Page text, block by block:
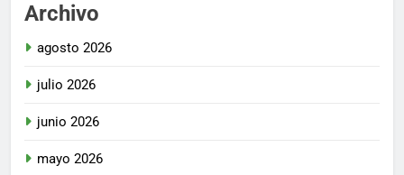
Archivo
agosto 2026
julio 2026
junio 2026
mayo 2026